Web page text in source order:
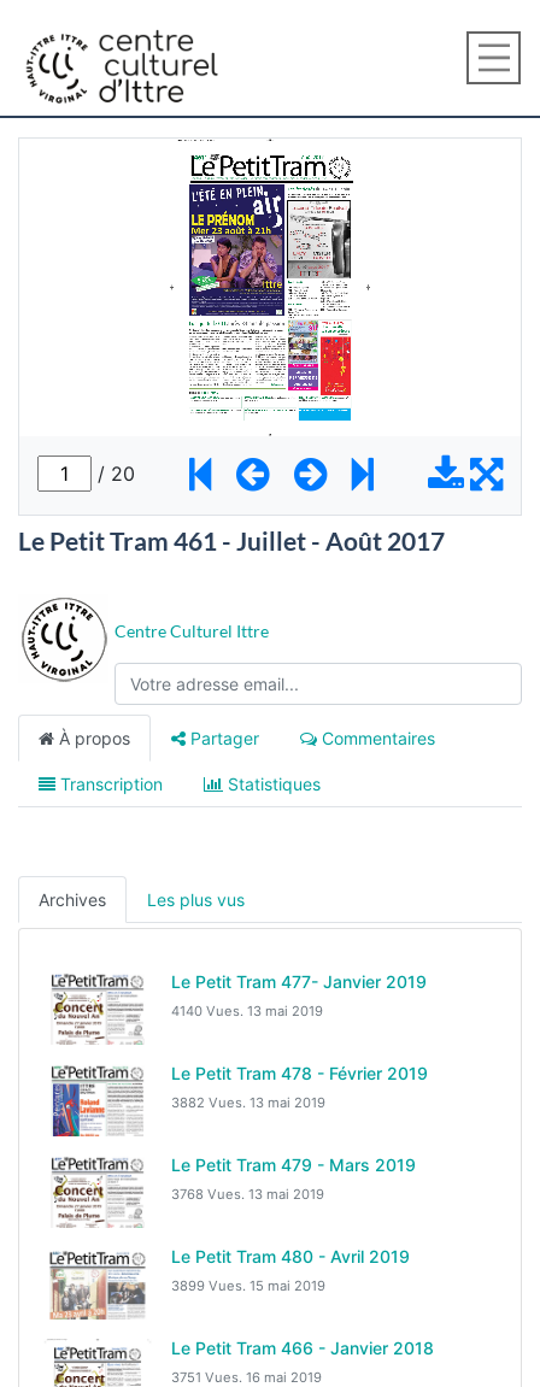
Le Petit Tram 461 - Juillet - Août 2017
Centre Culturel Ittre
À propos Partager Commentaires
Transcription Statistiques
Archives Les plus vus
Le Petit Tram 477- Janvier 2019
4140 Vues. 13 mai 2019
Le Petit Tram 478 - Février 2019
3882 Vues. 13 mai 2019
Le Petit Tram 479 - Mars 2019
3768 Vues. 13 mai 2019
Le Petit Tram 480 - Avril 2019
3899 Vues. 15 mai 2019
Le Petit Tram 466 - Janvier 2018
3751 Vues. 16 mai 2019